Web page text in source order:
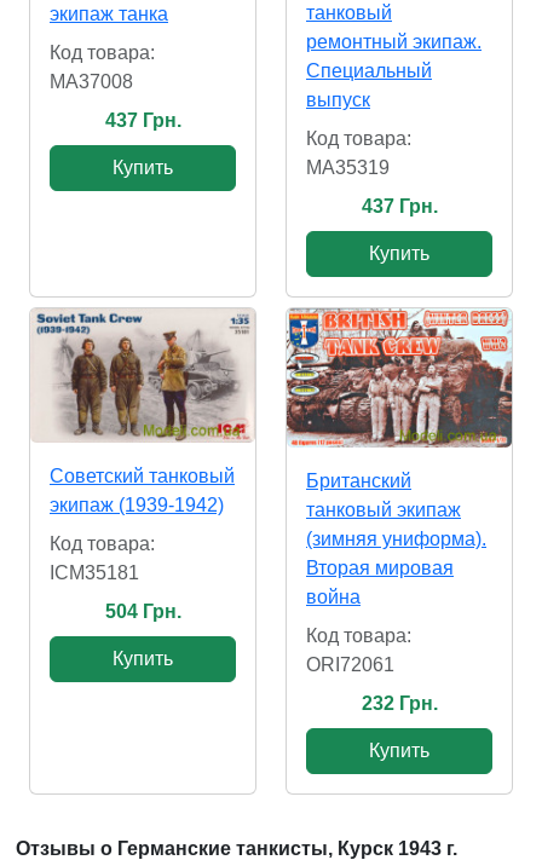
экипаж танка
Код товара:
MA37008
437 Грн.
Купить
танковый
ремонтный экипаж.
Специальный
выпуск
Код товара:
MA35319
437 Грн.
Купить
Советский танковый
экипаж (1939-1942)
Код товара:
ICM35181
504 Грн.
Купить
Британский
танковый экипаж
(зимняя униформа).
Вторая мировая
война
Код товара:
ORI72061
232 Грн.
Купить
Отзывы о Германские танкисты, Курск 1943 г.